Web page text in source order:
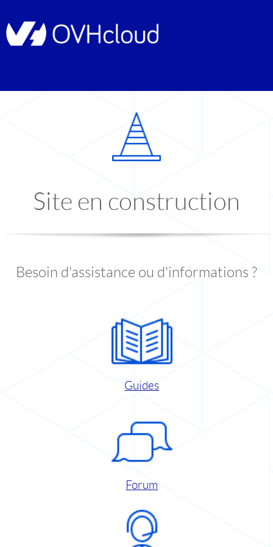
Site en construction
Besoin d'assistance ou d'informations ?
Guides
Forum